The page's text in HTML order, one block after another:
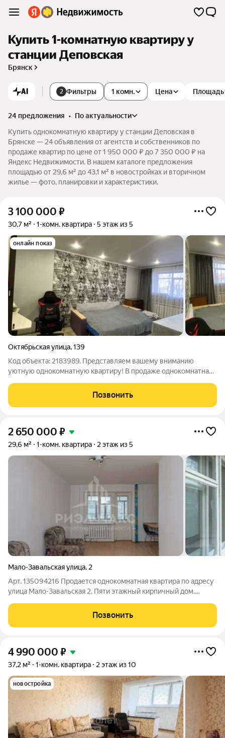
Купить 1-комнатную квартиру у
станции Деповская
Брянск
AI 2 Фильтры 1 комн. Цена Площадь
24 предложения •
по актуальности
Купить однокомнатную квартиру у станции Деповская в
Брянске — 24 объявления от агентств и собственников по
продаже квартир по цене от 1 950 000 ₽ до 7 350 000 ₽ на
Яндекс Недвижимости. В нашем каталоге предложения
площадью от 29,6 м² до 43,1 м² в новостройках и вторичном
жилье — фото, планировки и характеристики.
3 100 000 ₽
30,7 м² 1-комн. квартира 5 этаж из 5
онлайн показ
Октябрьская улица,139
Код объекта: 2183989. Представляем вашему вниманию
уютную однокомнатную квартиру! В продаже однокомнатная
адресу: г. Брянск, ул. Октябрьская, 139. Эта светлая и уютная
квартира находится на 5-м
Позвонить
2 650 000 ₽
29,6 м² 1-комн. квартира 2 этаж из 5
Мало-Завальская улица, 2
Арт. 135094216 Продается однокомнатная квартира по адресу
улица Мало-Завальская 2. Пяти этажный кирпичный дом.
доступности 7 гимназия, цирк, остановки магазины. Полная
сумма в договоре, один
Позвонить
4 990 000 ₽
37,2 м² 1-комн. квартира 2 этаж из 10
новостройка